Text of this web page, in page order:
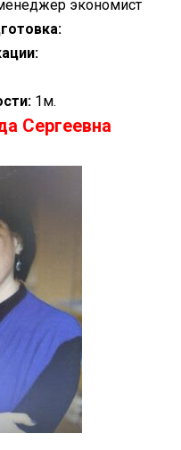
экономист
1м.
Сергеевна